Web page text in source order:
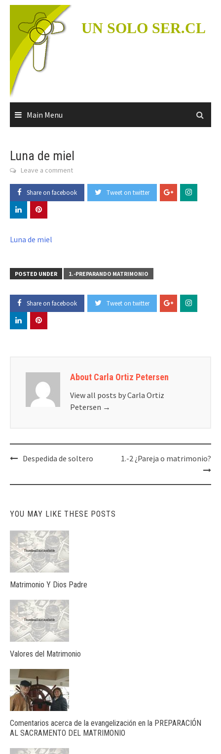
Skip
content
UN SOLO SER.CL
Main Menu
Luna de miel
Leave a comment
Share on facebook Tweet on twitter
Luna de miel
POSTED UNDER 1.-PREPARANDO MATRIMONIO
Share on facebook Tweet on twitter
About Carla Ortiz Petersen
View all posts by Carla Ortiz
Petersen →
PostDespedida de soltero 1.-2 ¿Pareja o matrimonio?
YOU MAY LIKE THESE POSTS
Matrimonio Y Dios Padre
Valores del Matrimonio
Comentarios acerca de la evangelización en la PREPARACIÓN
AL SACRAMENTO DEL MATRIMONIO